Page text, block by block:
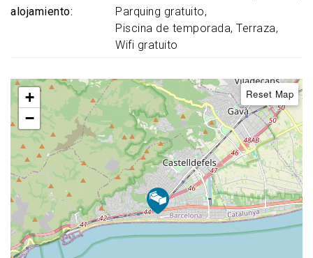
alojamiento
Parquing gratuito
Piscina de temporada Terraza
Wifi gratuito
+
−
Reset Map